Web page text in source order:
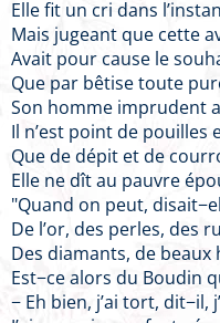
Elle fit un cri dans
Mais jugeant que cette
Avait pour cause le
Que par bêtise toute
Son homme imprudent
Il n’est point de pouilles
Que de dépit et de
Elle ne dît au pauvre
"Quand on peut,
De l’or, des perles, des
Des diamants, de beaux
Est−ce alors du Boudin
− Eh bien, j’ai tort, dit−il,